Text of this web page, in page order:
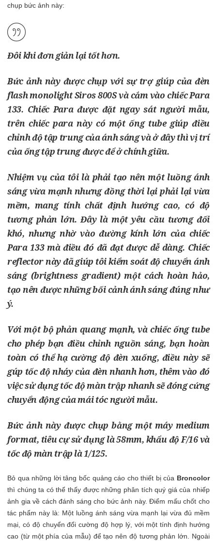
chụp bức ảnh này:
Đôi khi đơn giản lại tốt hơn.
Bức ảnh này được chụp với sự trợ giúp của đèn
flash monolightSiros 800Svà cắm vào chiếcPara
133. ChiếcParađược đặt ngay sát người mẫu,
trên chiếc para này có một ống tube giúp điều
chỉnh độ tập trung của ánh sáng và ở đây thì vị trí
của ống tập trung được để ở chính giữa.
Nhiệm vụ của tôi là phải tạo nên một luồng ánh
sáng vừa mạnh nhưng đồng thời lại phải lại vừa
mềm, mang tính chất định hướng cao, có độ
tương phản lớn. Đây là một yêu cầu tương đối
khó, nhưng nhờ vào đường kính lớn của chiếc
Para 133 mà điều đó đã đạt được dễ dàng. Chiếc
reflector này đã giúp tôi kiểm soát độ chuyển ánh
sáng (brightness gradient) một cách hoàn hảo,
tạo nên được những bối cảnh ánh sáng đúng như
ý.
Với một bộ phản quang mạnh, và chiếc ống tube
cho phép bạn điều chỉnh nguồn sáng, bạn hoàn
toàn có thể hạ cường độ đèn xuống, điều này sẽ
gúp tốc độ nháy của đèn nhanh hơn, thêm vào đó
việc sử dụng tốc độ màn trập nhanh sẽ đóng cứng
chuyển động của mái tóc người mẫu.
Bức ảnh này được chụp bằng một máy medium
format, tiêu cự sử dụng là 58mm, khẩu độ F/16 và
tốc độ màn trập là 1/125.
Bỏ qua những lời tâng bốc quảng cáo cho thiết bị của Broncolor
thì chúng ta có thể thấy được những phân tích quý giá của nhiếp
ảnh gia về cách đánh sáng cho bức ảnh này. Điểm mấu chốt cho
tác phẩm này là: Một luồng ánh sáng vừa mạnh lại vừa đủ mềm
mại, có độ chuyển đổi cường độ hợp lý, với một tính định hướng
cao (từ một phía của mẫu) để tạo nên độ tương phản lớn. Ngoài